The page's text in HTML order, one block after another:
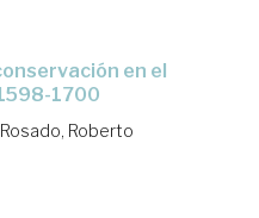
1700
Roberto